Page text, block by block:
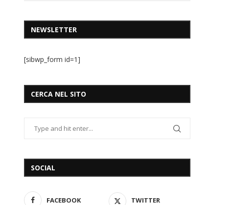
NEWSLETTER
[sibwp_form id=1]
CERCA NEL SITO
SOCIAL
FACEBOOK TWITTER